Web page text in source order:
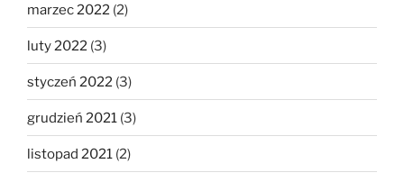
marzec 2022 (2)
luty 2022 (3)
styczeń 2022 (3)
grudzień 2021 (3)
listopad 2021 (2)